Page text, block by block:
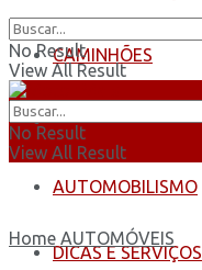
CAMINHÕES
ÔNIBUS
AUTOMOBILISMO
DICAS E SERVIÇOS
No Result
View All Result
No Result
View All Result
Home AUTOMÓVEIS